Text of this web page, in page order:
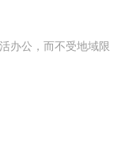
办公，而不受地域限